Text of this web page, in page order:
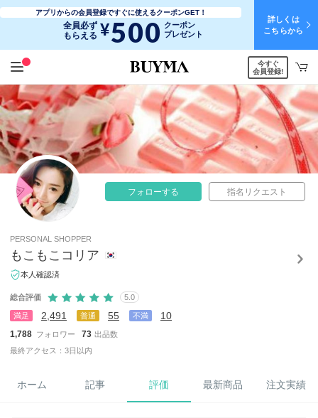
アプリからの会員登録ですぐに使えるクーポンGET！
全員必ず
もらえる ¥500 クーポン
プレゼント
詳しくは
こちらから
今すぐ
会員登録!
フォローする 指名リクエスト
PERSONAL SHOPPER
もこもこコリア
本人確認済
総合評価 5.0
満足 2,491 普通 55 不満 10
1,788 フォロワー 73 出品数
最終アクセス：3日以内
ホーム 記事 評価 最新商品 注文実績